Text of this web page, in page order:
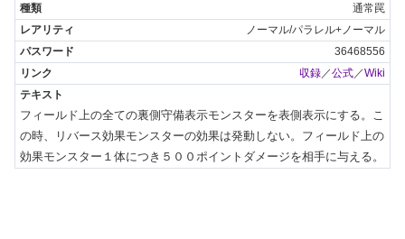
通常罠
ノーマル/パラレル+ノーマル
36468556
収録 ／公式 ／Wiki
フィールド上の全ての裏側守備表示モンスターを表側表示にする。こ
の時、リバース効果モンスターの効果は発動しない。フィールド上の
効果モンスター１体につき５００ポイントダメージを相手に与える。